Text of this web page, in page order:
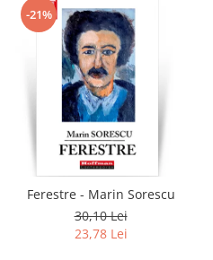
-21%
Ferestre - Marin Sorescu
30,10 Lei
23,78 Lei